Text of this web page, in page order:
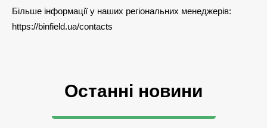
Більше інформації у наших регіональних менеджерів:
https://binfield.ua/contacts
Останні новини